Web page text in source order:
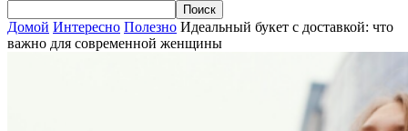
Домой Интересно Полезно Идеальный букет с доставкой: что
важно для современной женщины